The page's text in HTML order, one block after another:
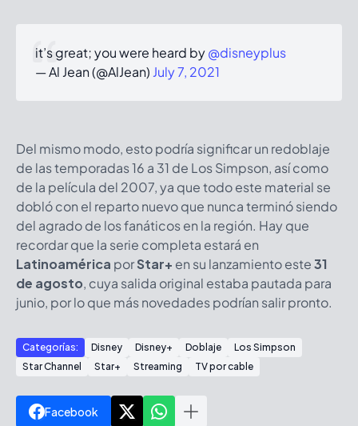
it’s great; you were heard by@disneyplus
— Al Jean (@AlJean) July 7, 2021
Del mismo modo, esto podría significar un redoblaje
de las temporadas 16 a 31 de Los Simpson, así como
de la película del 2007, ya que todo este material se
dobló con el reparto nuevo que nunca terminó siendo
del agrado de los fanáticos en la región. Hay que
recordar que la serie completa estará en
Latinoamérica porStar+ en su lanzamiento este31
de agosto, cuya salida original estaba pautada para
junio, por lo que más novedades podrían salir pronto.
Categorías: Disney Disney+ Doblaje
Los Simpson
Star Channel
Star+ Streaming TV por cable
Facebook